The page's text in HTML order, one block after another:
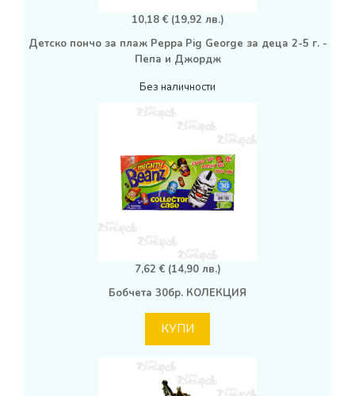
10,18 € (19,92 лв.)
Детско пончо за плаж Peppa Pig George за деца 2-5 г. -
Пепа и Джордж
Без наличности
7,62 € (14,90 лв.)
Бобчета 30бр. КОЛЕКЦИЯ
КУПИ